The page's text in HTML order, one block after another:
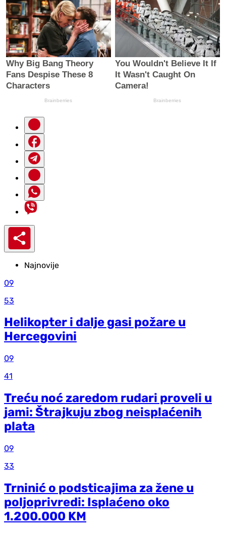
Najnovije
09
53
Helikopter i dalje gasi požare u
Hercegovini
09
41
Treću noć zaredom rudari proveli u
jami: Štrajkuju zbog neisplaćenih
plata
09
33
Trninić o podsticajima za žene u
poljoprivredi: Isplaćeno oko
1.200.000 KM